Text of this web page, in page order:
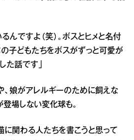
んですよ（笑）。ボスとヒメと名付
子どもたちをボスがずっと可愛が
た話です」
、娘がアレルギーのために飼えな
場しない変化球も。
に関わる人たちを書こうと思って